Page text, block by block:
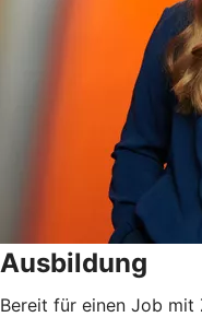
Ausbildung
Bereit für einen Job mit